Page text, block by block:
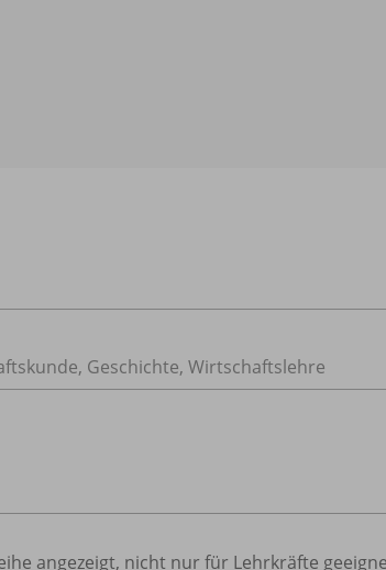
, Geschichte, Wirtschaftslehre
angezeigt, nicht nur für Lehrkräfte